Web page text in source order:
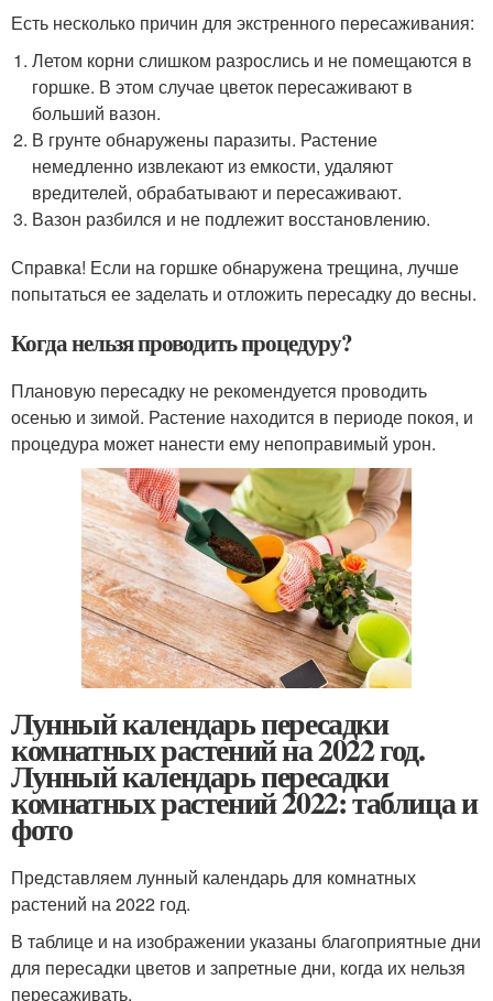
Есть несколько причин для экстренного пересаживания:
Летом корни слишком разрослись и не помещаются в
горшке. В этом случае цветок пересаживают в
больший вазон.
В грунте обнаружены паразиты. Растение
немедленно извлекают из емкости, удаляют
вредителей, обрабатывают и пересаживают.
Вазон разбился и не подлежит восстановлению.
Справка! Если на горшке обнаружена трещина, лучше
попытаться ее заделать и отложить пересадку до весны.
Когда нельзя проводить процедуру?
Плановую пересадку не рекомендуется проводить
осенью и зимой. Растение находится в периоде покоя, и
процедура может нанести ему непоправимый урон.
Лунный календарь пересадки
комнатных растений на 2022 год.
Лунный календарь пересадки
комнатных растений 2022: таблица и
фото
Представляем лунный календарь для комнатных
растений на 2022 год.
В таблице и на изображении указаны благоприятные дни
для пересадки цветов и запретные дни, когда их нельзя
пересаживать.